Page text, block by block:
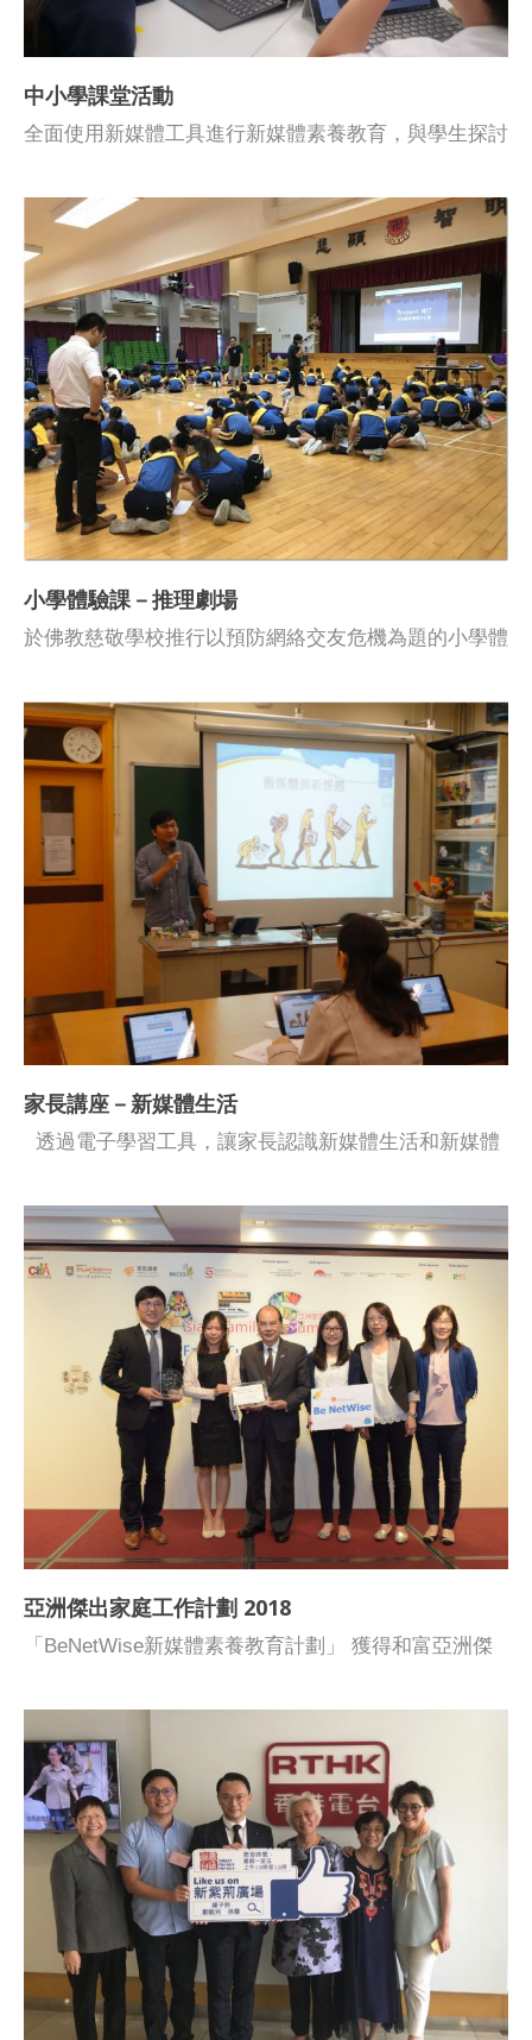
中小學課堂活動
全面使用新媒體工具進行新媒體素養教育，與學生探討
小學體驗課－推理劇場
於佛教慈敬學校推行以預防網絡交友危機為題的小學體
鞏固學生對新媒體素養的認識。
家長講座－新媒體生活
透過電子學習工具，讓家長認識新媒體生活和新媒體
亞洲傑出家庭工作計劃 2018
「BeNetWise新媒體素養教育計劃」 獲得和富亞洲傑
新手法回應社會需要，促進家庭生活質素及效能的工作
手法或模式。 「BeNetWise新媒體素養教育計劃」成
功在46項來自亞洲各地包括中國、台灣、新加坡、馬
來西亞、日本、韓國及澳門的服務計劃中脫穎而出，奪
得最高殊榮。